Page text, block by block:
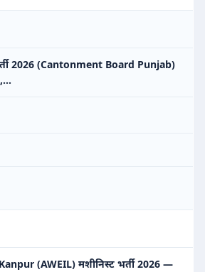
2026 (Cantonment Board Punjab)
(AWEIL) मशीनिस्ट भर्ती 2026 —